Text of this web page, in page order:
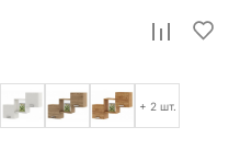
+ 2 шт.